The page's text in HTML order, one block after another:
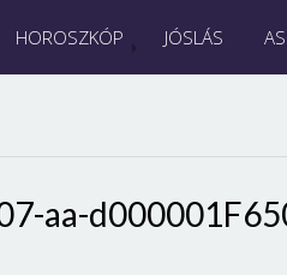
HOROSZKÓP JÓSLÁS
aa-